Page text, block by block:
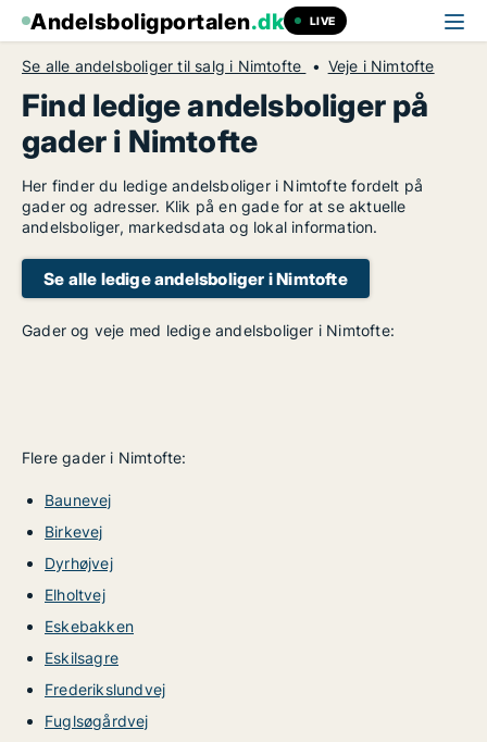
Andelsboligportalen.dk LIVE
Se alle andelsboliger til salg i Nimtofte Veje i Nimtofte
Find ledige andelsboliger på
gader i Nimtofte
Her finder du ledige andelsboliger i Nimtofte fordelt på
gader og adresser. Klik på en gade for at se aktuelle
andelsboliger, markedsdata og lokal information.
Se alle ledige andelsboliger i Nimtofte
Gader og veje med ledige andelsboliger i Nimtofte:
Flere gader i Nimtofte:
Baunevej
Birkevej
Dyrhøjvej
Elholtvej
Eskebakken
Eskilsagre
Frederikslundvej
Fuglsøgårdvej